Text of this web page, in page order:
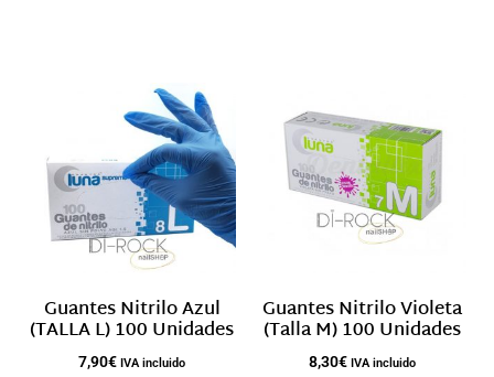
Guantes Nitrilo Azul
(TALLA L) 100 Unidades
7,90€ IVA incluido
Guantes Nitrilo Violeta
(Talla M) 100 Unidades
8,30€ IVA incluido